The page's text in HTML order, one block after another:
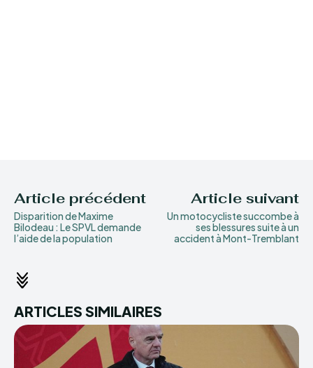
Article précédent
Disparition de Maxime
Bilodeau : Le SPVL demande
l’aide de la population
Article suivant
Un motocycliste succombe à
ses blessures suite à un
accident à Mont-Tremblant
ARTICLES SIMILAIRES